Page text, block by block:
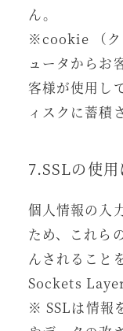
ん。
※cookie （ク
ュータからお
客様が使用し
ィスクに蓄積
7.SSLの使用
個人情報の入
ため、これら
んされること
Sockets Layer
※ SSLは情報